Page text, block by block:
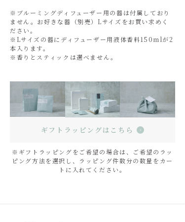
※ブルーミングディフューザー用の器は付属しており
ません。お好きな器（別売）Lサイズをお買い求めく
ださい。
※Lサイズの器にディフューザー用液体香料150mlが2
本入ります。
※香りとスティックは選べません。
ギフトラッピングはこちら
※ギフトラッピングをご希望の場合は、ご希望のラッ
ピング方法を選択し、ラッピング件数分の数量をカー
トに入れてください。